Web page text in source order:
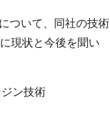
ついて、同社の技術
現状と今後を聞い
ン技術